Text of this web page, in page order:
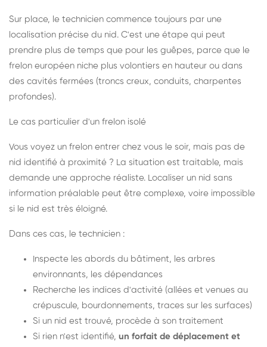
Sur place, le technicien commence toujours par une
localisation précise du nid. C'est une étape qui peut
prendre plus de temps que pour les guêpes, parce que le
frelon européen niche plus volontiers en hauteur ou dans
des cavités fermées (troncs creux, conduits, charpentes
profondes).
Le cas particulier d'un frelon isolé
Vous voyez un frelon entrer chez vous le soir, mais pas de
nid identifié à proximité ? La situation est traitable, mais
demande une approche réaliste. Localiser un nid sans
information préalable peut être complexe, voire impossible
si le nid est très éloigné.
Dans ces cas, le technicien :
Inspecte les abords du bâtiment, les arbres
environnants, les dépendances
Recherche les indices d'activité (allées et venues au
crépuscule, bourdonnements, traces sur les surfaces)
Si un nid est trouvé, procède à son traitement
Si rien n'est identifié, un forfait de déplacement et